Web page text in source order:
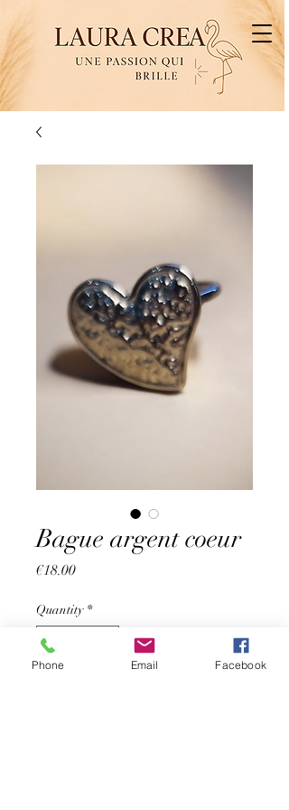
Bague argent coeur
€18.00Price
Quantity *
Phone Email Facebook